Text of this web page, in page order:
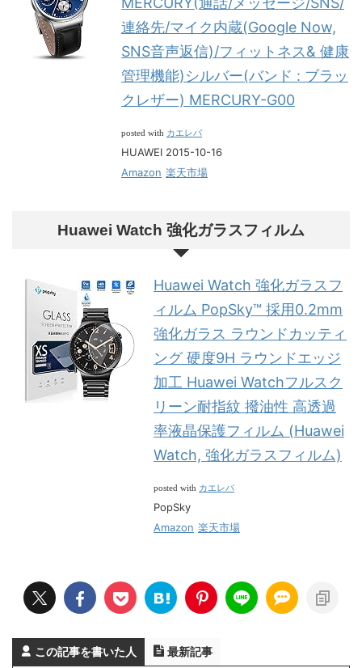
連絡先/マイク内蔵(Google Now,
SNS音声返信)/フィットネス& 健康
管理機能)シルバー(バンド : ブラッ
クレザー) MERCURY-G00
posted with カエレバ
HUAWEI 2015-10-16
Amazon 楽天市場
Huawei Watch 強化ガラスフィルム
Huawei Watch 強化ガラスフ
ィルム PopSky™ 採用0.2mm
強化ガラス ラウンドカッティ
ング 硬度9H ラウンドエッジ
加工 Huawei Watchフルスク
リーン耐指紋 撥油性 高透過
率液晶保護フィルム (Huawei
Watch, 強化ガラスフィルム)
posted with カエレバ
PopSky
Amazon 楽天市場
この記事を書いた人 最新記事